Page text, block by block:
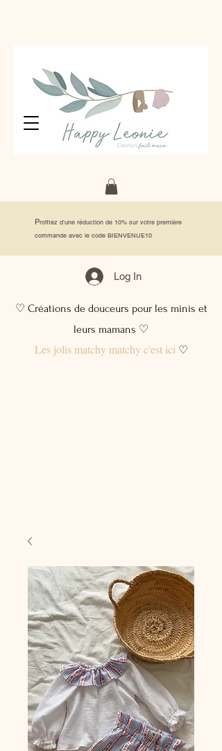
Profitez d'une réduction de 10% sur votre première
commande avec le code BIENVENUE10
Log In
♡ Créations de douceurs pour les minis et
leurs mamans ♡
Les jolis matchy matchy c'est ici♡